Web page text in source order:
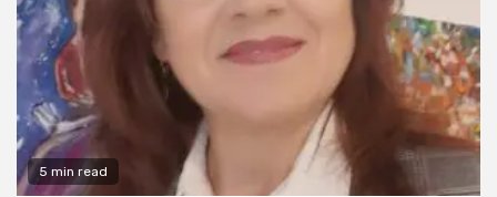
5 min read